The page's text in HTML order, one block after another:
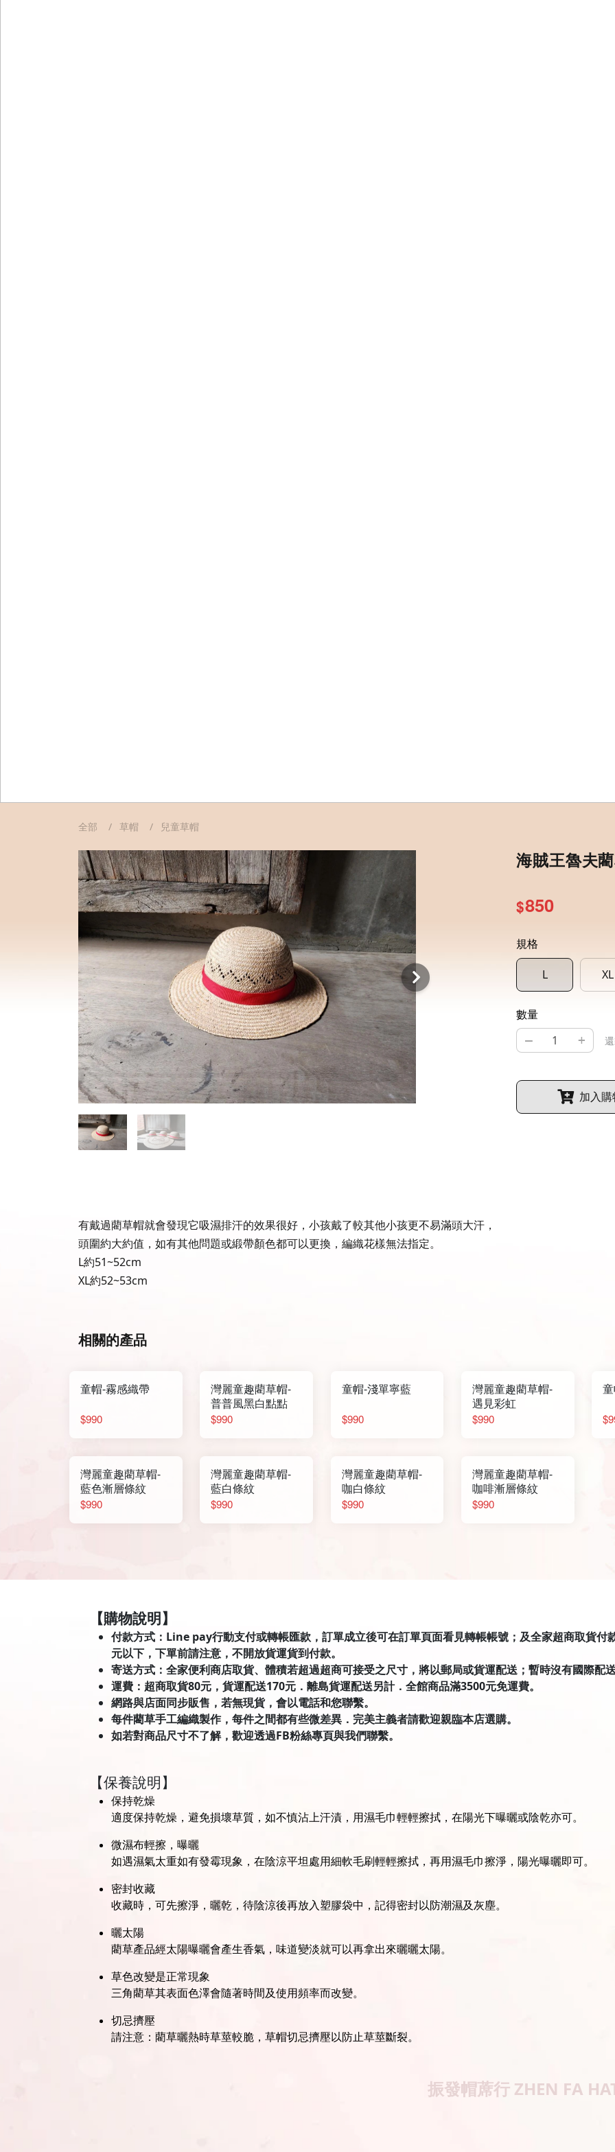
海賊王魯夫
$850
規格
L XL
數量
– +
加入
有戴過藺草帽就會發現它吸濕排汗的效果很好，小孩戴了較其他小孩更不易滿頭大汗，
頭圍約大約值，如有其他問題或緞帶顏色都可以更換，編織花樣無法指定。
L約51~52cm
XL約52~53cm
相關的產品
童帽-霧感織帶
$990
灣麗童趣藺草帽-
普普風黑白點點
$990
童帽-淺單寧藍
$990
灣麗童趣藺草帽-
遇見彩虹
$990
灣麗童趣藺草帽-
藍色漸層條紋
$990
灣麗童趣藺草帽-
藍白條紋
$990
灣麗童趣藺草帽-
咖白條紋
$990
灣麗童趣藺草帽-
咖啡漸層條紋
$990
全部 草帽 兒童草帽
【購物說明】
付款方式：Line pay行動支付或轉帳匯款，訂單成立後可在訂單頁面看見轉帳帳號；及全家超商取貨
元以下，下單前請注意，不開放貨運貨到付款。
寄送方式：全家便利商店取貨、體積若超過超商可接受之尺寸，將以郵局或貨運配送；暫時沒有國際配
運費：超商取貨80元，貨運配送170元．離島貨運配送另計．全館商品滿3500元免運費。
網路與店面同步販售，若無現貨，會以電話和您聯繫。
每件藺草手工編織製作，每件之間都有些微差異．完美主義者請歡迎親臨本店選購。
如若對商品尺寸不了解，歡迎透過FB粉絲專頁與我們聯繫。
【保養說明】
保持乾燥
適度保持乾燥，避免損壞草質，如不慎沾上汗漬，用濕毛巾輕輕擦拭，在陽光下曝曬或陰乾亦可。
微濕布輕擦，曝曬
如遇濕氣太重如有發霉現象，在陰涼平坦處用細軟毛刷輕輕擦拭，再用濕毛巾擦淨，陽光曝曬即可。
密封收藏
收藏時，可先擦淨，曬乾，待陰涼後再放入塑膠袋中，記得密封以防潮濕及灰塵。
曬太陽
藺草產品經太陽曝曬會產生香氣，味道變淡就可以再拿出來曬曬太陽。
草色改變是正常現象
三角藺草其表面色澤會隨著時間及使用頻率而改變。
切忌擠壓
請注意：藺草曬熱時草莖較脆，草帽切忌擠壓以防止草莖斷裂。
振發帽蓆行 ZHEN FA